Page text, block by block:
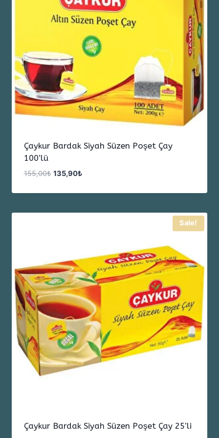
Çaykur Bardak Siyah Süzen Poşet Çay
100’lü
155,00₺ Orijinal
155,00₺.
135,90₺Şu
fiyat:
Sale!
Çaykur Bardak Siyah Süzen Poşet Çay 25’li